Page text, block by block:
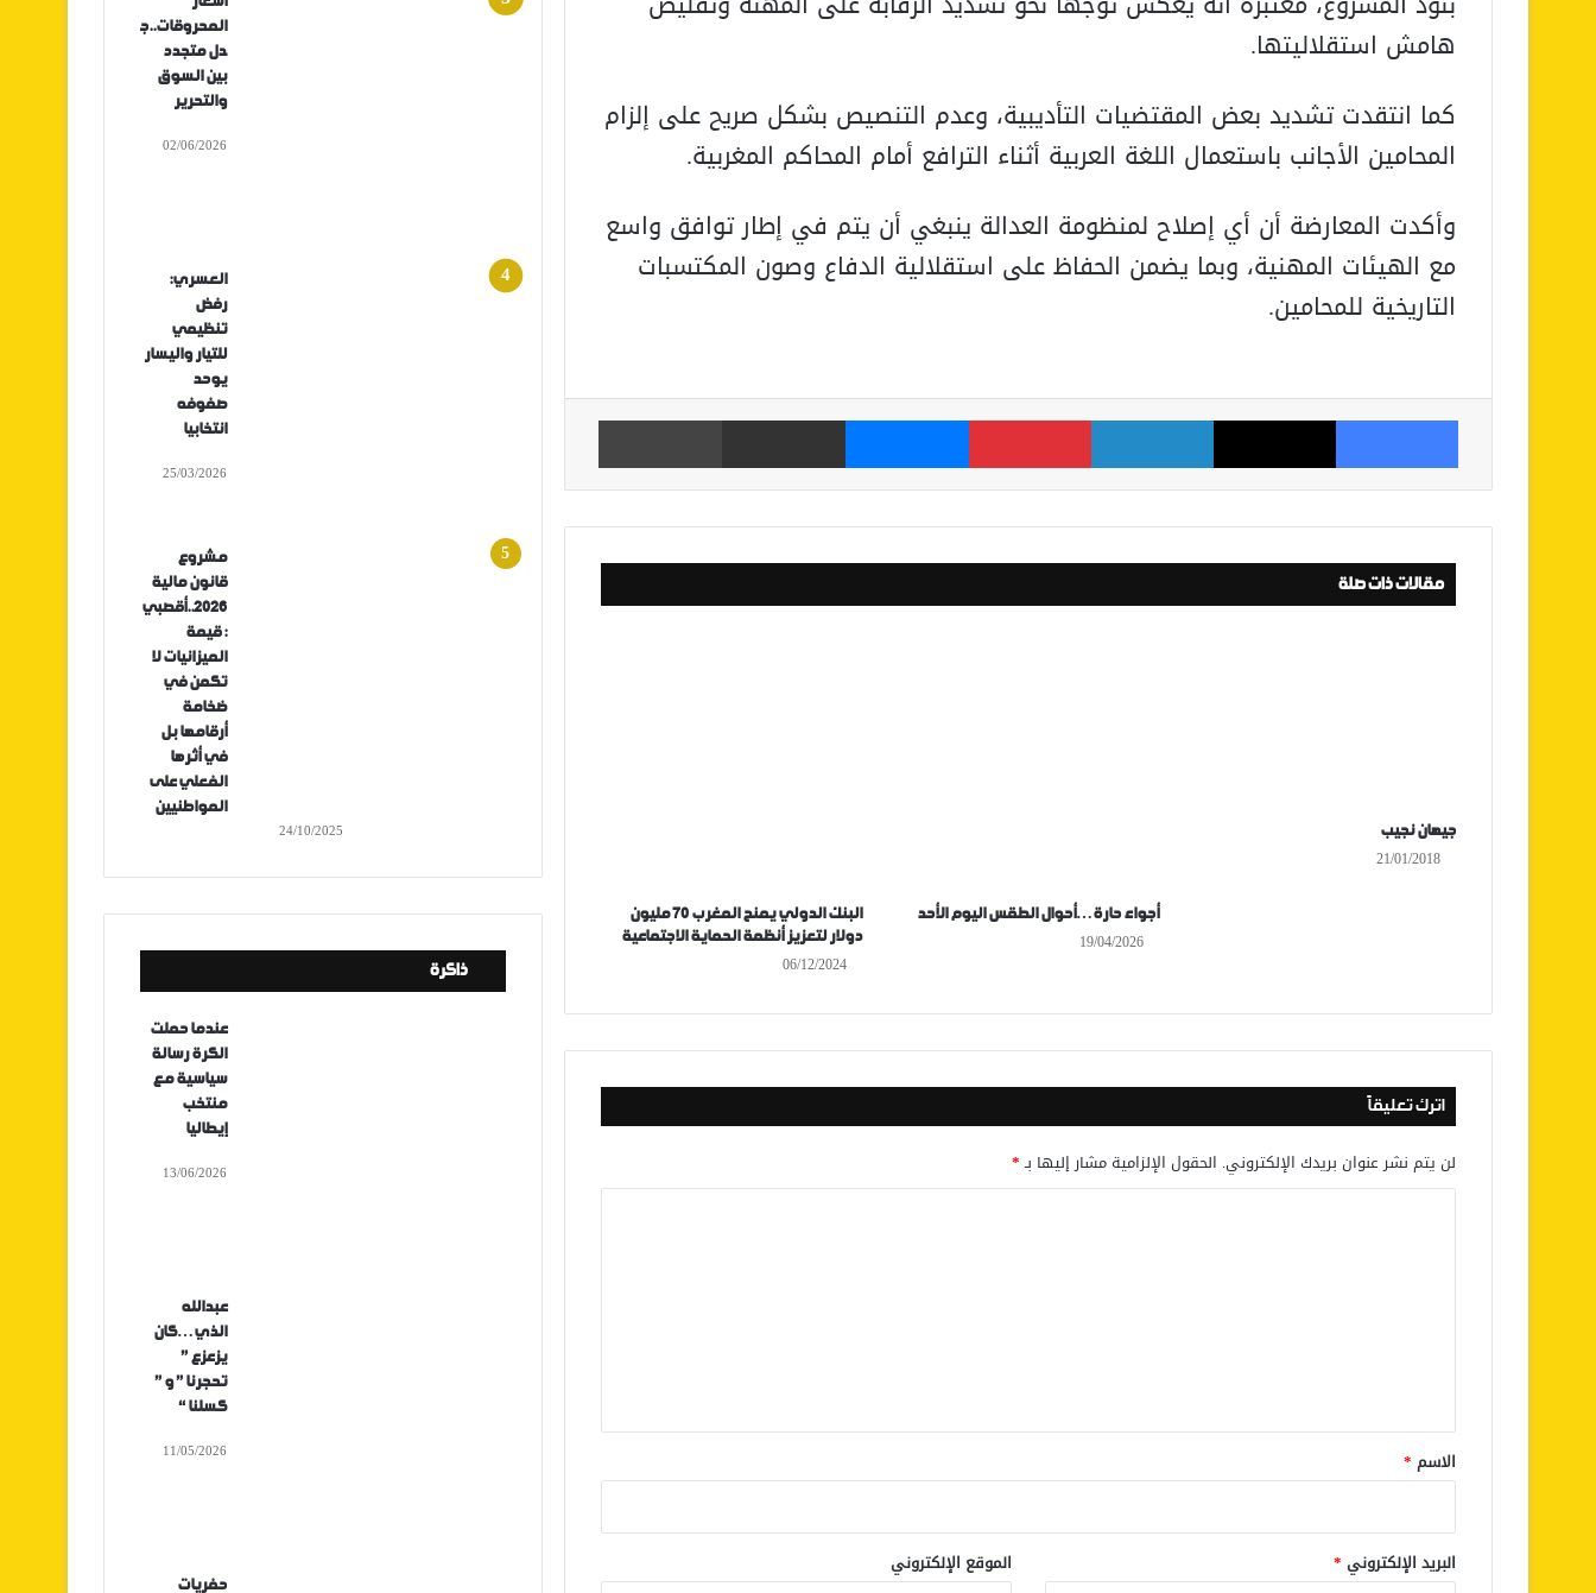
هامش استقلاليتها.
كما انتقدت تشديد بعض المقتضيات التأديبية، وعدم التنصيص بشكل صريح على إلزام
المحامين الأجانب باستعمال اللغة العربية أثناء الترافع أمام المحاكم المغربية.
وأكدت المعارضة أن أي إصلاح لمنظومة العدالة ينبغي أن يتم في إطار توافق واسع
مع الهيئات المهنية، وبما يضمن الحفاظ على استقلالية الدفاع وصون المكتسبات
التاريخية للمحامين.
فيسبوك ‫X لينكدإن بينتيريست ماسنجر مشاركة عبر البريد
مقالات ذات صلة
جيهان نجيب
21/01/2018
أجواء حارة…أحوال الطقس اليوم الأحد
19/04/2026
البنك الدولي يمنح المغرب 70 مليون
دولار لتعزيز أنظمة الحماية الاجتماعية
06/12/2024
اترك تعليقاً
لن يتم نشر عنوان بريدك الإلكتروني. الحقول الإلزامية مشار إليها بـ*
*
الاسم *
البريد الإلكتروني * الموقع الإلكتروني
المحروقات..ج
دل متجدد
بين السوق
والتحرير
02/06/2026
العسري:
رفض
تنظيمي
للتيار واليسار
يوحد
صفوفه
انتخابيا
25/03/2026
مشروع
قانون مالية
2026..أقصبي
: قيمة
الميزانيات لا
تكمن في
ضخامة
أرقامها بل
في أثرها
الفعلي على
المواطنيين
24/10/2025
ذاكرة
عندما حملت
الكرة رسالة
سياسية مع
منتخب
إيطاليا
13/06/2026
عبدالله
الذي…كان
يزعزع ”
تحجرنا ” و ”
كسلنا “
11/05/2026
حفريات